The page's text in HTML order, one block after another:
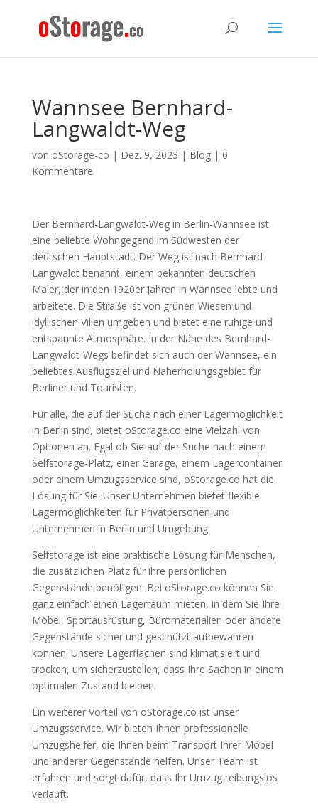
Wannsee Bernhard-
Langwaldt-Weg
von oStorage-co | Dez. 9, 2023 | Blog| 0
Kommentare
Der Bernhard-Langwaldt-Weg in Berlin-Wannsee ist
eine beliebte Wohngegend im Südwesten der
deutschen Hauptstadt. Der Weg ist nach Bernhard
Langwaldt benannt, einem bekannten deutschen
Maler, der in den 1920er Jahren in Wannsee lebte und
arbeitete. Die Straße ist von grünen Wiesen und
idyllischen Villen umgeben und bietet eine ruhige und
entspannte Atmosphäre. In der Nähe des Bernhard-
Langwaldt-Wegs befindet sich auch der Wannsee, ein
beliebtes Ausflugsziel und Naherholungsgebiet für
Berliner und Touristen.
Für alle, die auf der Suche nach einer Lagermöglichkeit
in Berlin sind, bietet oStorage.co eine Vielzahl von
Optionen an. Egal ob Sie auf der Suche nach einem
Selfstorage-Platz, einer Garage, einem Lagercontainer
oder einem Umzugsservice sind, oStorage.co hat die
Lösung für Sie. Unser Unternehmen bietet flexible
Lagermöglichkeiten für Privatpersonen und
Unternehmen in Berlin und Umgebung.
Selfstorage ist eine praktische Lösung für Menschen,
die zusätzlichen Platz für ihre persönlichen
Gegenstände benötigen. Bei oStorage.co können Sie
ganz einfach einen Lagerraum mieten, in dem Sie Ihre
Möbel, Sportausrüstung, Büromaterialien oder andere
Gegenstände sicher und geschützt aufbewahren
können. Unsere Lagerflächen sind klimatisiert und
trocken, um sicherzustellen, dass Ihre Sachen in einem
optimalen Zustand bleiben.
Ein weiterer Vorteil von oStorage.co ist unser
Umzugsservice. Wir bieten Ihnen professionelle
Umzugshelfer, die Ihnen beim Transport Ihrer Möbel
und anderer Gegenstände helfen. Unser Team ist
erfahren und sorgt dafür, dass Ihr Umzug reibungslos
verläuft.